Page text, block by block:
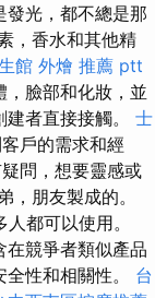
發光，都不總是那
，香水和其他精
館 外燴 推薦 ptt
，臉部和化妝，並
者直接接觸。 士
戶的需求和經
問，想要靈感或
朋友製成的。
都可以使用。
在競爭者類似產品
性和相關性。 台